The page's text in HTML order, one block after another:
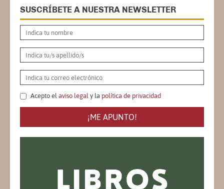
SUSCRÍBETE A NUESTRA NEWSLETTER
Acepto el aviso legal y la política de privacidad